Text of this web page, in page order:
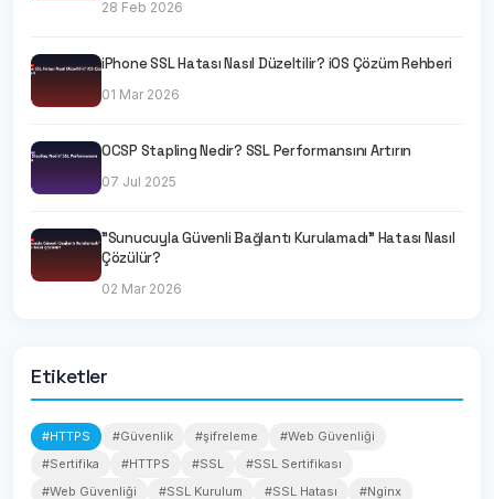
28 Feb 2026
iPhone SSL Hatası Nasıl Düzeltilir? iOS Çözüm Rehberi
01 Mar 2026
OCSP Stapling Nedir? SSL Performansını Artırın
07 Jul 2025
"Sunucuyla Güvenli Bağlantı Kurulamadı" Hatası Nasıl
Çözülür?
02 Mar 2026
Etiketler
#HTTPS #Güvenlik #şifreleme
#Web Güvenliği
#Sertifika
#HTTPS #SSL
#SSL Sertifikası
#Web Güvenliği
#SSL Kurulum #SSL Hatası
#Nginx